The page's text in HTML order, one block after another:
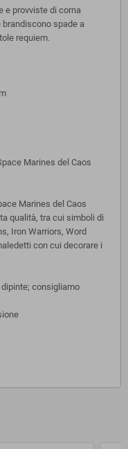
e provviste di corna
spade a
requiem.
Marines del Caos
Marines del Caos
qualità, tra cui simboli di
Iron Warriors, Word
con cui decorare i
consigliamo